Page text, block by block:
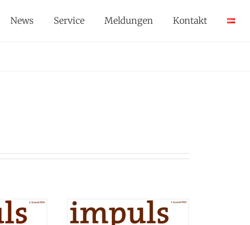
News Service Meldungen Kontakt